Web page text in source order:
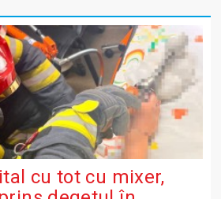
cu tot cu mixer,